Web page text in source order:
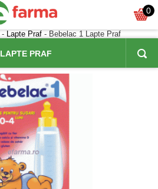
0
- Lapte Praf - Bebelac 1 Lapte Praf
LAPTE PRAF